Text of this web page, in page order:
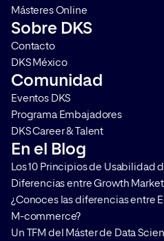
Másteres Online
Sobre DKS
Contacto
DKS México
Comunidad
Eventos DKS
Programa Embajadores
DKS Career & Talent
En el Blog
Los 10 Principios de Usabilidad
Diferencias entre Growth
¿Conoces las diferencias entre
M-commerce?
Un TFM del Máster de Data